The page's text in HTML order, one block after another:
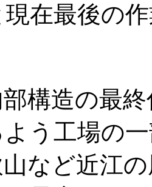
現在最後の
構造の最
う工場の
など近江